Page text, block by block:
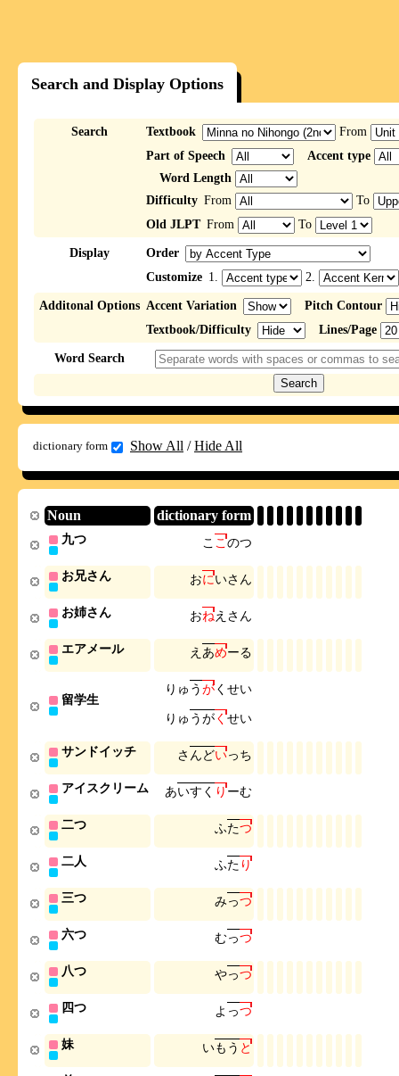
Search and Display Options
Search Textbook
From
Part of Speech
Accent type
Word Length
Difficulty From
To
Old JLPT From To
Display
Order
Customize 1. 2.
Additonal Options Accent Variation
Pitch Contour
Textbook/Difficulty
Lines/Page
Word Search
dictionary form Show All /Hide All
Noun dictionary form
九つ こ このつ
お兄さん おにいさ ん
お姉さん おねえ さ ん
エアメール え あめーる
留学生
り ゅ うがく せい
り ゅ うがくせい
サンドイッチ さ んどいっち
アイスクリーム あいす く りーむ
二つ ふたつ
二人 ふた り
三つ みっつ
六つ むっつ
八つ やっつ
四つ よ っつ
妹 いも う と